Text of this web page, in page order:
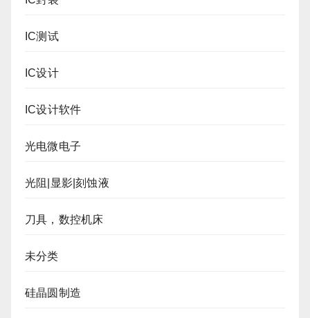
IC测试
IC设计
IC设计软件
光电微电子
光阻|显影|刻蚀液
刀具，数控机床
未分类
硅晶圆制造